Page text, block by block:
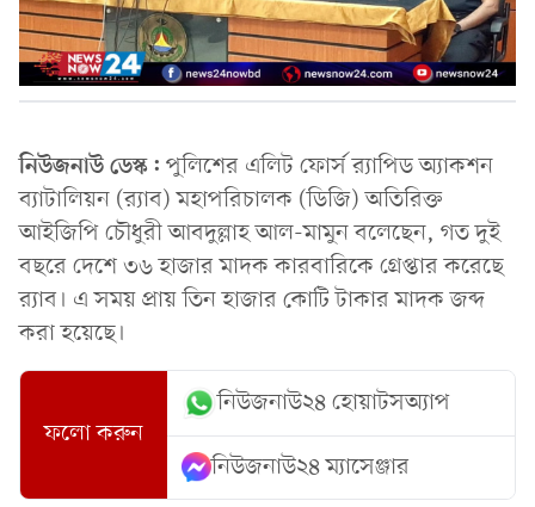
নিউজনাউ ডেস্ক: পুলিশের এলিট ফোর্স র‍্যাপিড অ্যাকশন
ব্যাটালিয়ন (র‌্যাব) মহাপরিচালক (ডিজি) অতিরিক্ত
আইজিপি চৌধুরী আবদুল্লাহ আল-মামুন বলেছেন, গত দুই
বছরে দেশে ৩৬ হাজার মাদক কারবারিকে গ্রেপ্তার করেছে
র‌্যাব। এ সময় প্রায় তিন হাজার কোটি টাকার মাদক জব্দ
করা হয়েছে।
ফলো করুন
নিউজনাউ২৪ হোয়াটসঅ্যাপ
নিউজনাউ২৪ ম্যাসেঞ্জার